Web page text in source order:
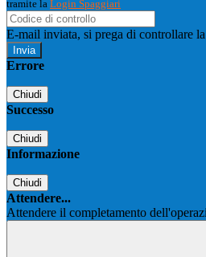
tramite la Login Spaggiari
E-mail inviata, si prega di controllare
Errore
Chiudi
Successo
Chiudi
Informazione
Chiudi
Attendere...
Attendere il completamento